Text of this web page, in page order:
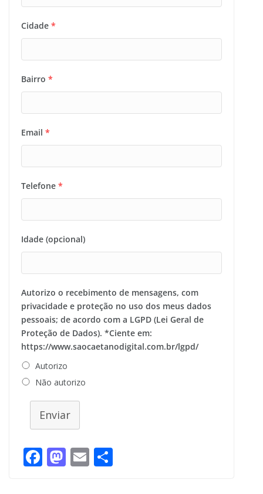
Cidade *
Bairro *
Email *
Telefone *
Idade (opcional)
Autorizo o recebimento de mensagens, com
privacidade e proteção no uso dos meus dados
pessoais; de acordo com a LGPD (Lei Geral de
Proteção de Dados). *Ciente em:
https://www.saocaetanodigital.com.br/lgpd/
Autorizo
Não autorizo
Enviar
F
ac
M
as
E
m